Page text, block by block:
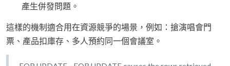
產生併發問題。
這樣的機制適合用在資源競爭的場景，例如：搶演唱會門
票、產品扣庫存、多人預約同一個會議室。